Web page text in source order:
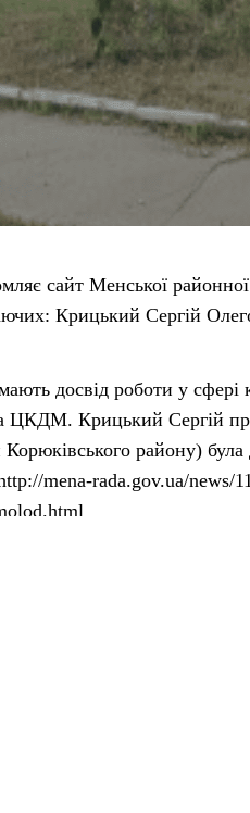
сайт Менської
Крицький Сергій
досвід роботи у
ЦКДМ. Крицький Сергій
Корюківського району)
mena-rada.gov.ua/news/